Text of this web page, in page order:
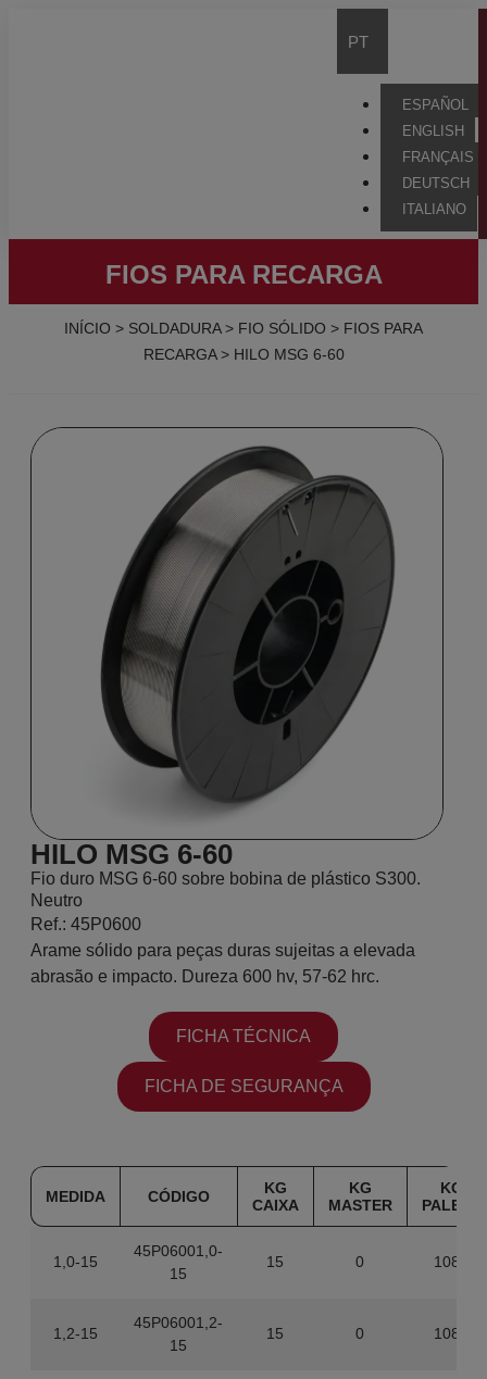
PT
ESPAÑOL
ENGLISH
FRANÇAIS
DEUTSCH
ITALIANO
FIOS PARA RECARGA
INÍCIO > SOLDADURA> FIO SÓLIDO > FIOS PARA
RECARGA> HILO MSG 6-60
HILO MSG 6-60
Fio duro MSG 6-60 sobre bobina de plástico S300.
Neutro
Ref.: 45P0600
Arame sólido para peças duras sujeitas a elevada
abrasão e impacto. Dureza 600 hv, 57-62 hrc.
FICHA TÉCNICA
FICHA DE SEGURANÇA
MEDIDA CÓDIGO
KG
CAIXA
KG
MASTER
KG
PALETE
1,0-15
45P06001,0-
15
15 0 1080
1,2-15
45P06001,2-
15
15 0 1080